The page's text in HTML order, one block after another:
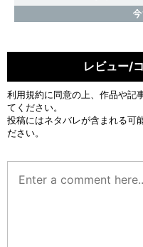
レビュー/
利用規約に同意の上、作品や記
てください。
投稿にはネタバレが含まれる可
ださい。